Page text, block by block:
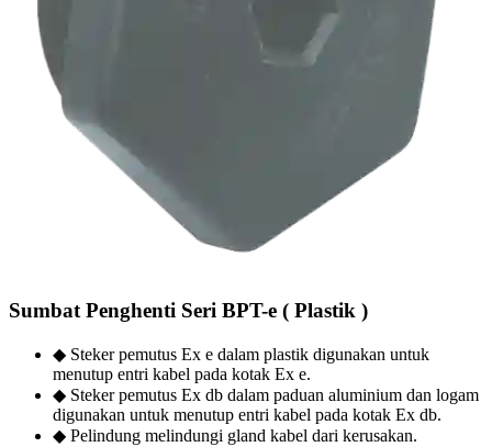
Sumbat Penghenti Seri BPT-e ( Plastik )
◆ Steker pemutus Ex e dalam plastik digunakan untuk
menutup entri kabel pada kotak Ex e.
◆ Steker pemutus Ex db dalam paduan aluminium dan logam
digunakan untuk menutup entri kabel pada kotak Ex db.
◆ Pelindung melindungi gland kabel dari kerusakan.